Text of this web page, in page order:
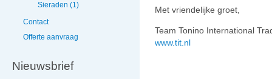
Sieraden (1)
Contact
Offerte aanvraag
Nieuwsbrief
Met vriendelijke groet,
Team Tonino International
www.tit.nl